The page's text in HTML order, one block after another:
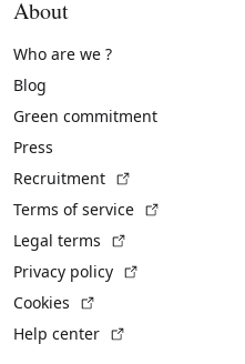
About
Who are we ?
Blog
Green commitment
Press
Recruitment
Terms of service
Legal terms
Privacy policy
Cookies
Help center